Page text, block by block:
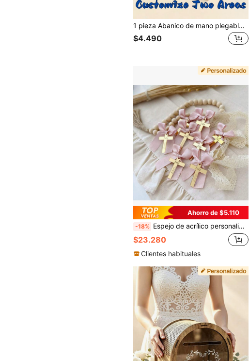
1 pieza Abanico de mano plegable personalizado para boda, abanico de bambú grabado en doble área para novia, abanico portátil vintage negro para damas, decoración de fiesta de boda, regalo para novia, regalo para invitados, regalo para damas de honor, recuerdos de boda personalizados, regalo único
$4.490
Ahorro de $5.110
-18% Espejo de acrílico personalizado para bautizo, ceremonia de nombramiento, primera comunión, recuerdo de boda, quinceañera, recuerdo de fiesta, recuerdo de bautizo, regalo de Eid Al-Fitr, etiquetas personalizadas, regalo único, regalo de baby shower
$23.280
Clientes habituales